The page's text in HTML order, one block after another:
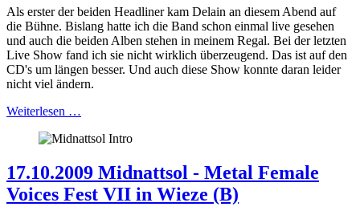
Als erster der beiden Headliner kam Delain an diesem Abend auf
die Bühne. Bislang hatte ich die Band schon einmal live gesehen
und auch die beiden Alben stehen in meinem Regal. Bei der letzten
Live Show fand ich sie nicht wirklich überzeugend. Das ist auf den
CD's um längen besser. Und auch diese Show konnte daran leider
nicht viel ändern.
Weiterlesen …
17.10.2009 Midnattsol - Metal Female
Voices Fest VII in Wieze (B)